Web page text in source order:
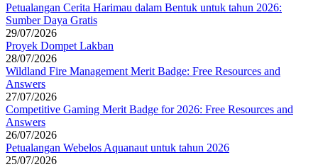
Petualangan Cerita Harimau dalam Bentuk untuk tahun 2026:
Sumber Daya Gratis
29/07/2026
Proyek Dompet Lakban
28/07/2026
Wildland Fire Management Merit Badge: Free Resources and
Answers
27/07/2026
Competitive Gaming Merit Badge for 2026: Free Resources and
Answers
26/07/2026
Petualangan Webelos Aquanaut untuk tahun 2026
25/07/2026